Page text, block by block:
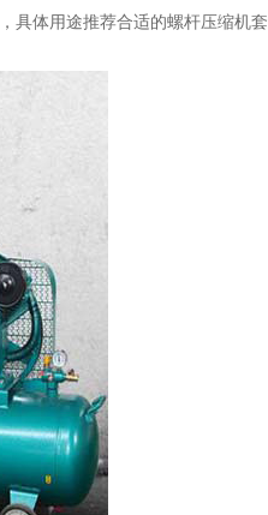
具体用途推荐合适的螺杆压缩机套